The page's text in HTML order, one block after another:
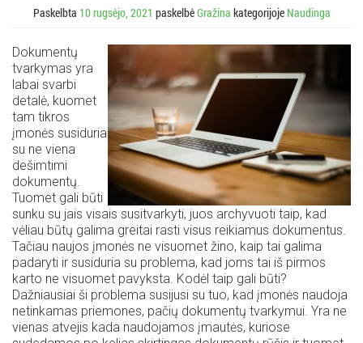
Paskelbta 10 rugsėjo, 2021 paskelbėGražina kategorijoje Naudinga
Dokumentų
tvarkymas yra
labai svarbi
detalė, kuomet
tam tikros
įmonės susiduria
su ne viena
dešimtimi
dokumentų.
Tuomet gali būti
sunku su jais visais susitvarkyti, juos archyvuoti taip, kad
vėliau būtų galima greitai rasti visus reikiamus dokumentus.
Tačiau naujos įmonės ne visuomet žino, kaip tai galima
padaryti ir susiduria su problema, kad joms tai iš pirmos
karto ne visuomet pavyksta. Kodėl taip gali būti?
Dažniausiai ši problema susijusi su tuo, kad įmonės naudoja
netinkamas priemones, pačių dokumentų tvarkymui. Yra ne
vienas atvejis kada naudojamos įmautės, kuriose